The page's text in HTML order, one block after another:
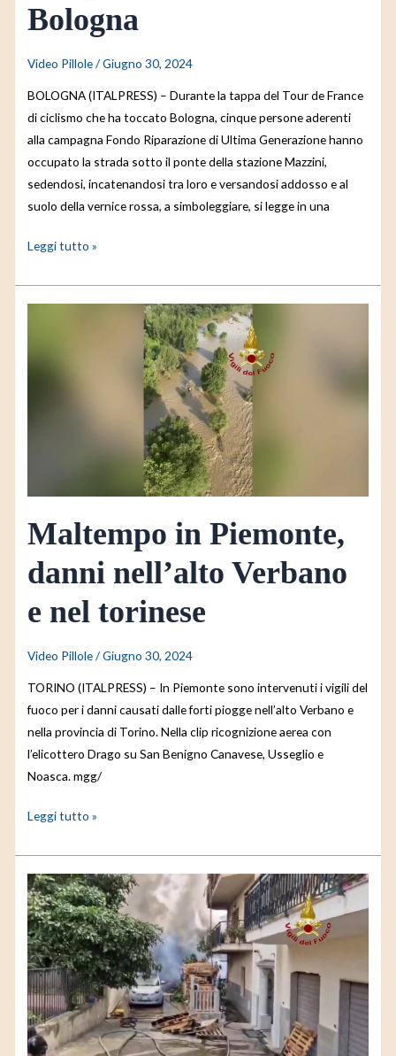
Bologna
Video Pillole/Giugno 30, 2024
BOLOGNA (ITALPRESS) – Durante la tappa del Tour de France
di ciclismo che ha toccato Bologna, cinque persone aderenti
alla campagna Fondo Riparazione di Ultima Generazione hanno
occupato la strada sotto il ponte della stazione Mazzini,
sedendosi, incatenandosi tra loro e versandosi addosso e al
suolo della vernice rossa, a simboleggiare, si legge in una
Leggi tutto »
Maltempo in Piemonte,
danni nell’alto Verbano
e nel torinese
Video Pillole/Giugno 30, 2024
TORINO (ITALPRESS) – In Piemonte sono intervenuti i vigili del
fuoco per i danni causati dalle forti piogge nell’alto Verbano e
nella provincia di Torino. Nella clip ricognizione aerea con
l’elicottero Drago su San Benigno Canavese, Usseglio e
Noasca. mgg/
Leggi tutto »
Incendio
in
un
capannone
a
Reggio
Calabria,
le